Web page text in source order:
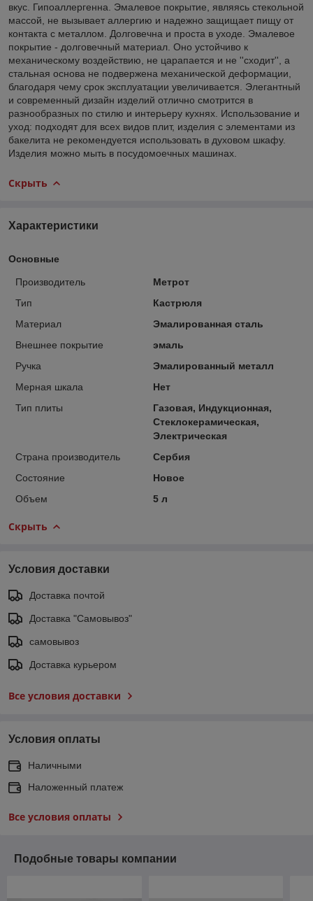
вкус. Гипоаллергенна. Эмалевое покрытие, являясь стекольной
массой, не вызывает аллергию и надежно защищает пищу от
контакта с металлом. Долговечна и проста в уходе. Эмалевое
покрытие - долговечный материал. Оно устойчиво к
механическому воздействию, не царапается и не ''сходит'', а
стальная основа не подвержена механической деформации,
благодаря чему срок эксплуатации увеличивается. Элегантный
и современный дизайн изделий отлично смотрится в
разнообразных по стилю и интерьеру кухнях. Использование и
уход: подходят для всех видов плит, изделия с элементами из
бакелита не рекомендуется использовать в духовом шкафу.
Изделия можно мыть в посудомоечных машинах.
Скрыть
Характеристики
Основные
Производитель
Метрот
Тип
Кастрюля
Материал
Эмалированная сталь
Внешнее покрытие
эмаль
Ручка
Эмалированный металл
Мерная шкала
Нет
Тип плиты
Газовая, Индукционная,
Стеклокерамическая,
Электрическая
Страна производитель
Сербия
Состояние
Новое
Объем
5 л
Скрыть
Условия доставки
Доставка почтой
Доставка "Самовывоз"
самовывоз
Доставка курьером
Все условия доставки
Условия оплаты
Наличными
Наложенный платеж
Все условия оплаты
Подобные товары компании